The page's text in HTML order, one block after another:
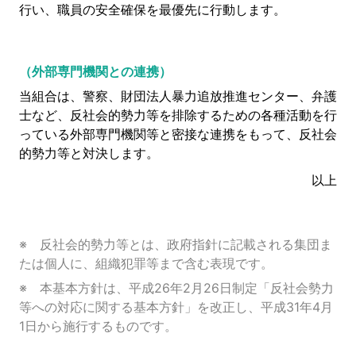
行い、職員の安全確保を最優先に行動します。
（外部専門機関との連携）
当組合は、警察、財団法人暴力追放推進センター、弁護
士など、反社会的勢力等を排除するための各種活動を行
っている外部専門機関等と密接な連携をもって、反社会
的勢力等と対決します。
以上
※ 反社会的勢力等とは、政府指針に記載される集団ま
たは個人に、組織犯罪等まで含む表現です。
※ 本基本方針は、平成26年2月26日制定「反社会勢力
等への対応に関する基本方針」を改正し、平成31年4月
1日から施行するものです。